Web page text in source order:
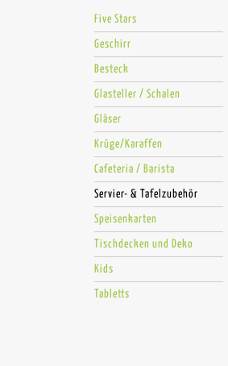
Five Stars
Geschirr
Besteck
Glasteller / Schalen
Gläser
Krüge/Karaffen
Cafeteria / Barista
Servier- & Tafelzubehör
Speisenkarten
Tischdecken und Deko
Kids
Tabletts